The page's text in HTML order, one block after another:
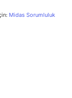
Midas Sorumluluk